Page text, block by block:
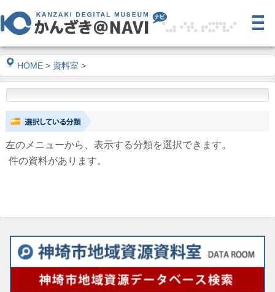
HOME > 資料室 >
左のメニューから、表示する分類を選択できます。
件の資料があります。